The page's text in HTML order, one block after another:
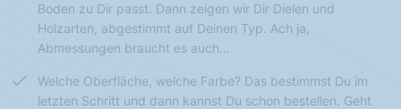
Boden zu Dir passt. Dann zeigen wir Dir Dielen und
Holzarten, abgestimmt auf Deinen Typ. Ach ja,
Abmessungen braucht es auch…
Welche Oberfläche, welche Farbe? Das bestimmst Du im
letzten Schritt und dann kannst Du schon bestellen. Geht